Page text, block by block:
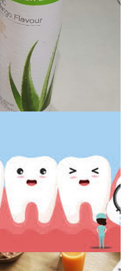
PENGALAMAN OPERASI
IMPAKSI GIGI